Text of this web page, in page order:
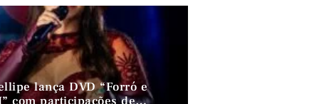
lança DVD “Forró e